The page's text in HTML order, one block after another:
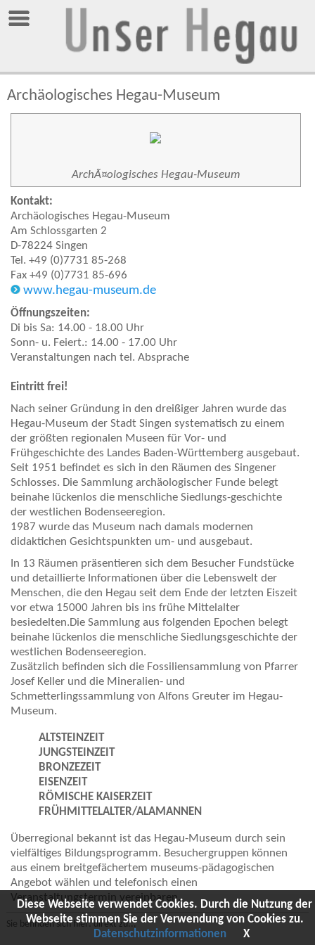
Diese Webseite verwendet Cookies. Durch die Nutzung der
Webseite stimmen Sie der Verwendung von Cookies zu.
Datenschutzinformationen
X
Archäologisches Hegau-Museum
ArchÃ¤ologisches Hegau-Museum
Kontakt:
Archäologisches Hegau-Museum
Am Schlossgarten 2
D-78224 Singen
Tel. +49 (0)7731 85-268
Fax +49 (0)7731 85-696
www.hegau-museum.de
Öffnungszeiten:
Di bis Sa: 14.00 - 18.00 Uhr
Sonn- u. Feiert.: 14.00 - 17.00 Uhr
Veranstaltungen nach tel. Absprache
Eintritt frei!
Nach seiner Gründung in den dreißiger Jahren wurde das
Hegau-Museum der Stadt Singen systematisch zu einem
der größten regionalen Museen für Vor- und
Frühgeschichte des Landes Baden-Württemberg ausgebaut.
Seit 1951 befindet es sich in den Räumen des Singener
Schlosses. Die Sammlung archäologischer Funde belegt
beinahe lückenlos die menschliche Siedlungs-geschichte
der westlichen Bodenseeregion.
1987 wurde das Museum nach damals modernen
didaktichen Gesichtspunkten um- und ausgebaut.
In 13 Räumen präsentieren sich dem Besucher Fundstücke
und detaillierte Informa­tionen über die Lebenswelt der
Menschen, die den Hegau seit dem Ende der letzten Eiszeit
vor etwa 15000 Jahren bis ins frühe Mittelalter
besiedelten.Die Sammlung aus folgenden Epochen belegt
beinahe lückenlos die menschliche Siedlungsgeschichte der
westlichen Bodenseeregion.
Zusätzlich befinden sich die Fossiliensammlung von Pfarrer
Josef Keller und die Mineralien- und
Schmetterlingssammlung von Alfons Greuter im Hegau-
Museum.
ALTSTEINZEIT
JUNGSTEINZEIT
BRONZEZEIT
EISENZEIT
RÖMISCHE KAISERZEIT
FRÜHMITTELALTER/ALAMANNEN
Überregional bekannt ist das Hegau-Museum durch sein
vielfältiges Bildungsprogramm. Besuchergruppen können
aus einem breitgefächertem museums-pädagogischen
Angebot wählen und telefonisch einen
Veranstaltungstermin vereinbaren.
Sie befinden sich hier: direkt zu...